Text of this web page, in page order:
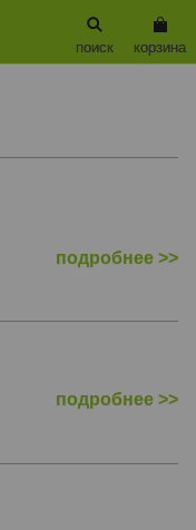
корзина
поиск
подробнее >>
подробнее >>